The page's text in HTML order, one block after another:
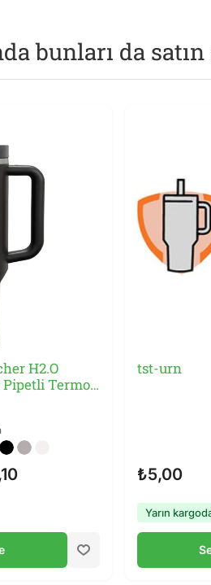
bunları da satın
H2.O
Termos
tst-urn
₺5,00
Yarın